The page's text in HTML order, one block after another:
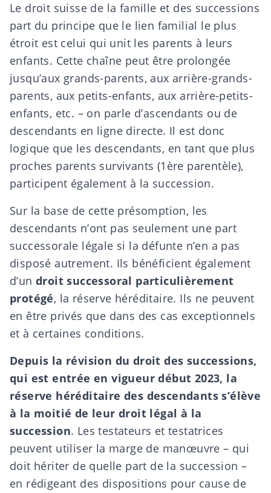
Le droit suisse de la famille et des successions
part du principe que le lien familial le plus
étroit est celui qui unit les parents à leurs
enfants. Cette chaîne peut être prolongée
jusqu’aux grands-parents, aux arrière-grands-
parents, aux petits-enfants, aux arrière-petits-
enfants, etc. – on parle d’ascendants ou de
descendants en ligne directe. Il est donc
logique que les descendants, en tant que plus
proches parents survivants (1ère parentèle),
participent également à la succession.
Sur la base de cette présomption, les
descendants n’ont pas seulement une part
successorale légale si la défunte n’en a pas
disposé autrement. Ils bénéficient également
d’un droit successoral particulièrement
protégé, la réserve héréditaire. Ils ne peuvent
en être privés que dans des cas exceptionnels
et à certaines conditions.
Depuis la révision du droit des successions,
qui est entrée en vigueur début 2023, la
réserve héréditaire des descendants s’élève
à la moitié de leur droit légal à la
succession. Les testateurs et testatrices
peuvent utiliser la marge de manœuvre – qui
doit hériter de quelle part de la succession –
en rédigeant des dispositions pour cause de